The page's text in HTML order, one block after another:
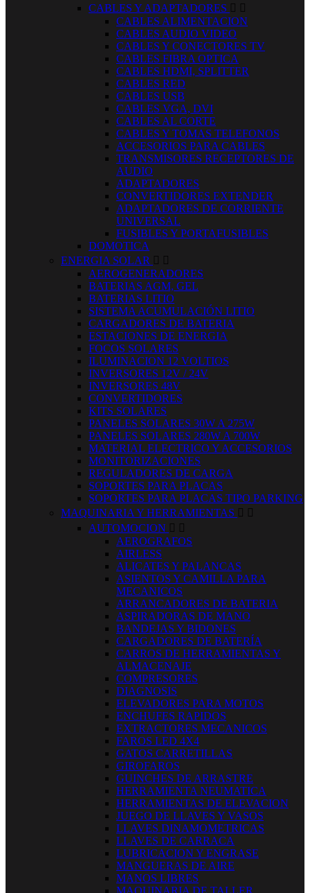
CABLES Y ADAPTADORES  
CABLES ALIMENTACION
CABLES AUDIO VIDEO
CABLES Y CONECTORES TV
CABLES FIBRA OPTICA
CABLES HDMI, SPLITTER
CABLES RED
CABLES USB
CABLES VGA, DVI
CABLES AL CORTE
CABLES Y TOMAS TELEFONOS
ACCESORIOS PARA CABLES
TRANSMISORES RECEPTORES DE
AUDIO
ADAPTADORES
CONVERTIDORES EXTENDER
ADAPTADORES DE CORRIENTE
UNIVERSAL
FUSIBLES Y PORTAFUSIBLES
DOMOTICA
ENERGIA SOLAR  
AEROGENERADORES
BATERIAS AGM, GEL
BATERIAS LITIO
SISTEMA ACUMULACIÓN LITIO
CARGADORES DE BATERIA
ESTACIONES DE ENERGIA
FOCOS SOLARES
ILUMINACION 12 VOLTIOS
INVERSORES 12V / 24V
INVERSORES 48V
CONVERTIDORES
KITS SOLARES
PANELES SOLARES 30W A 275W
PANELES SOLARES 280W A 700W
MATERIAL ELECTRICO Y ACCESORIOS
MONITORIZACIONES
REGULADORES DE CARGA
SOPORTES PARA PLACAS
SOPORTES PARA PLACAS TIPO PARKING
MAQUINARIA Y HERRAMIENTAS  
AUTOMOCION  
AEROGRAFOS
AIRLESS
ALICATES Y PALANCAS
ASIENTOS Y CAMILLA PARA
MECANICOS
ARRANCADORES DE BATERIA
ASPIRADORAS DE MANO
BANDEJAS Y BIDONES
CARGADORES DE BATERÍA
CARROS DE HERRAMIENTAS Y
ALMACENAJE
COMPRESORES
DIAGNOSIS
ELEVADORES PARA MOTOS
ENCHUFES RAPIDOS
EXTRACTORES MECANICOS
FAROS LED 4X4
GATOS CARRETILLAS
GIROFAROS
GUINCHES DE ARRASTRE
HERRAMIENTA NEUMATICA
HERRAMIENTAS DE ELEVACION
JUEGO DE LLAVES Y VASOS
LLAVES DINAMOMETRICAS
LLAVES DE CARRACA
LUBRICACION Y ENGRASE
MANGUERAS DE AIRE
MANOS LIBRES
MAQUINARIA DE TALLER